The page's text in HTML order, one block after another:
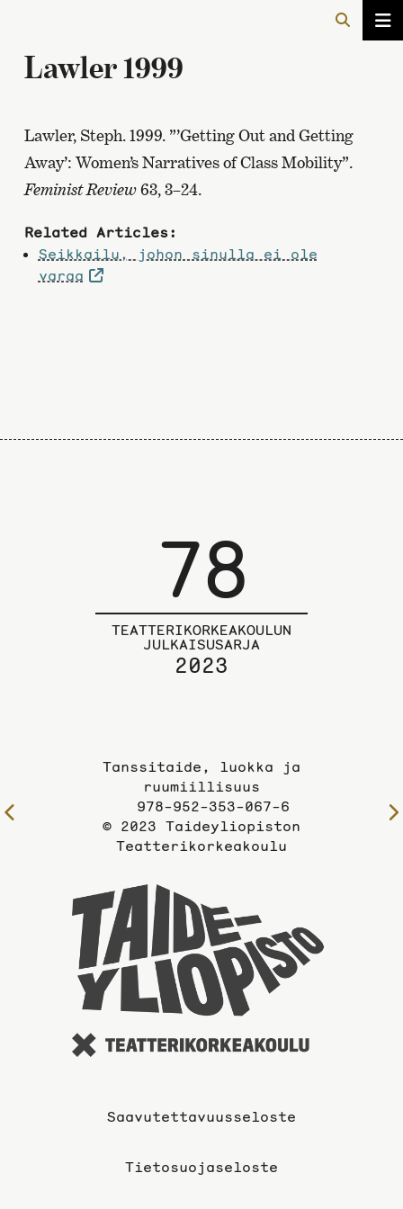
Lawler 1999
Lawler, Steph. 1999. ”’Getting Out and Getting
Away’: Women’s Narratives of Class Mobility”.
Feminist Review63, 3–24.
Related Articles:
Seikkailu, johon sinulla ei ole
varaa
78
TEATTERIKORKEAKOULUN
JULKAISUSARJA
2023
Tanssitaide, luokka ja
ruumiillisuus
978-952-353-067-6
© 2023 Taideyliopiston
Teatterikorkeakoulu
Saavutettavuusseloste
Tietosuojaseloste